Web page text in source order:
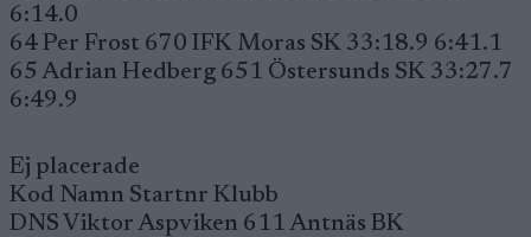
6:14.0
64 Per Frost 670 IFK Moras SK 33:18.9 6:41.1
65 Adrian Hedberg 651 Östersunds SK 33:27.7
6:49.9
Ej placerade
Kod Namn Startnr Klubb
DNS Viktor Aspviken 611 Antnäs BK